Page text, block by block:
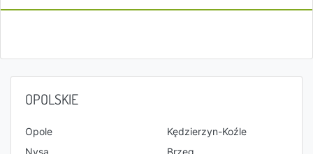
OPOLSKIE
Opole
Kędzierzyn-Koźle
Nysa
Brzeg